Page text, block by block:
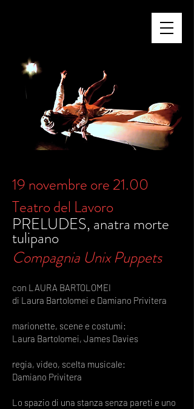
19 novembre ore 21.00
Teatro del Lavoro
PRELUDES, anatra morte
tulipano
Compagnia Unix Puppets
con LAURA BARTOLOMEI
di Laura Bartolomei e Damiano Privitera
marionette, scene e costumi:
Laura Bartolomei, James Davies
regia, video, scelta musicale:
Damiano Privitera
Lo spazio di una stanza senza pareti e uno